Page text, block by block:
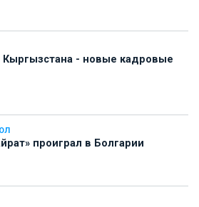
- новые кадровые
проиграл в Болгарии